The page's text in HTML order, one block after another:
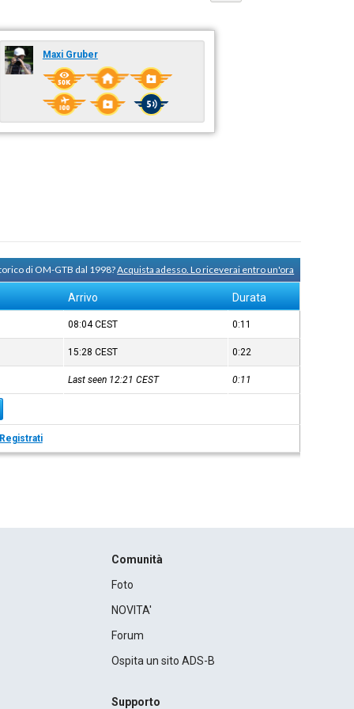
Maxi Gruber
di OM-GTB dal 1998?Acquista adesso. Lo riceverai entro un'ora
Arrivo Durata
08:04CEST 0:11
15:28CEST 0:22
Last seen 12:21CEST 0:11
Comunità
Foto
NOVITA'
Forum
Ospita un sito ADS-B
Supporto